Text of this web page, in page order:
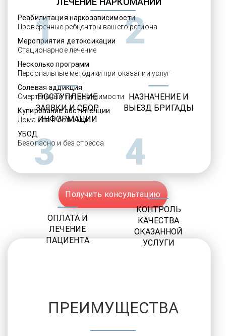
Реабилитация наркозависимости
Проверенные ребцентры вашего региона
Мероприятия детоксикации
Стационарное лечение
Несколько программ
Персональные методики при оказании услуг
Солевая аддикция
Смертельный тип зависимости
Купирование абстиненции
Дома или в больнице
УБОД
Безопасно и без стресса
Получить консультацию
1
ПОСТУПЛЕНИЕ
ЗАЯВКИ И СБОР
ИНФОРМАЦИИ
2
НАЗНАЧЕНИЕ И
ВЫЕЗД БРИГАДЫ
3
ОПЛАТА И
ЛЕЧЕНИЕ
ПАЦИЕНТА
4
КОНТРОЛЬ
КАЧЕСТВА
ОКАЗАННОЙ
УСЛУГИ
ПРЕИМУЩЕСТВА